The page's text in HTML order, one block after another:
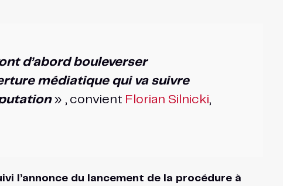
d’abord bouleverser
médiatique qui va suivre
» , convient Florian Silnicki,
l’annonce du lancement de la procédure à